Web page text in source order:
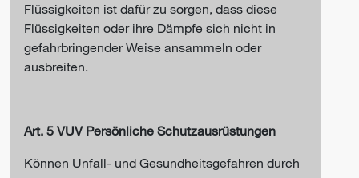
Flüssigkeiten ist dafür zu sorgen, dass diese
Flüssigkeiten oder ihre Dämpfe sich nicht in
gefahrbringender Weise ansammeln oder
ausbreiten.
Art. 5 VUV Persönliche Schutzausrüstungen
Können Unfall- und Gesundheitsgefahren durch